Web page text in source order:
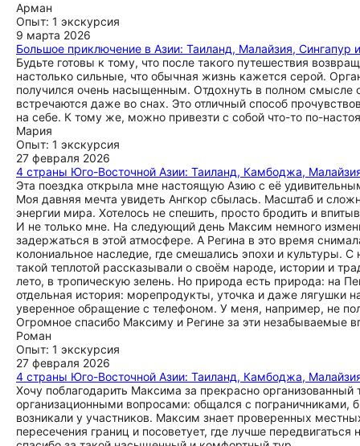
Арман
Опыт: 1 экскурсия
9 марта 2026
Большое приключение в Азии: Таиланд, Малайзия, Сингапур
Будьте готовы к тому, что после такого путешествия
настолько сильные, что обычная жизнь кажется серой.
получился очень насыщенным. Отдохнуть в полном смысле
встречаются даже во снах. Это отличный способ
на себе. К тому же, можно привезти с собой что-то по-
Мария
Опыт: 1 экскурсия
27 февраля 2026
4 страны Юго-Восточной Азии: Таиланд, Камбоджа,
Эта поездка открыла мне настоящую Азию с её
Моя давняя мечта увидеть Ангкор сбылась. Масштаб и
энергии мира. Хотелось не спешить, просто бродить и
И не только мне. На следующий день Максим немного
задержаться в этой атмосфере. А Регина в это время
колониальное наследие, где смешались эпохи и культуры.
такой теплотой рассказывали о своём народе, истории и
лето, в тропическую зелень. Но природа есть природа: на
отдельная история: морепродукты, уточка и даже лягушки
уверенное обращение с телефоном. У меня, например, не
Огромное спасибо Максиму и Регине за эти незабываемые
Роман
Опыт: 1 экскурсия
27 февраля 2026
4 страны Юго-Восточной Азии: Таиланд, Камбоджа,
Хочу поблагодарить Максима за прекрасно
организационными вопросами: общался с пограничниками,
возникали у участников. Максим знает проверенных
пересечения границ и посоветует, где лучше